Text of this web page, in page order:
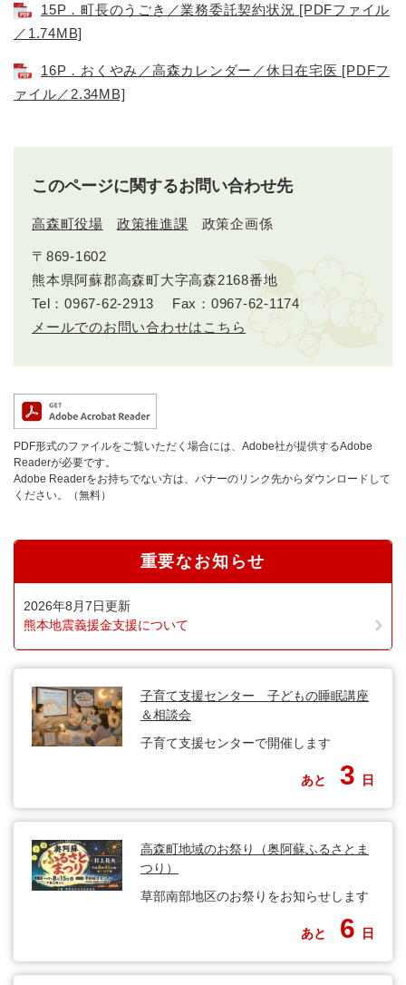
15P．町長のうごき／業務委託契約状況 [PDFファイル
／1.74MB]
16P．おくやみ／高森カレンダー／休日在宅医 [PDFフ
ァイル／2.34MB]
このページに関するお問い合わせ先
高森町役場 政策推進課 政策企画係
〒869-1602
熊本県阿蘇郡高森町大字高森2168番地
Tel：0967-62-2913
Fax：0967-62-1174
メールでのお問い合わせはこちら
PDF形式のファイルをご覧いただく場合には、Adobe社が提供するAdobe
Readerが必要です。
Adobe Readerをお持ちでない方は、バナーのリンク先からダウンロードして
ください。（無料）
重要なお知らせ
2026年8月7日更新
熊本地震義援金支援について
子育て支援センター 子どもの睡眠講座
＆相談会
子育て支援センターで開催します
あと 3 日
高森町地域のお祭り（奥阿蘇ふるさとま
つり）
草部南部地区のお祭りをお知らせします
あと 6 日